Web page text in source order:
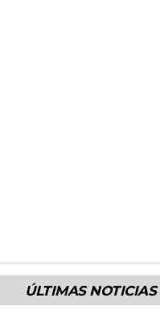
ÚLTIMAS NOTICIAS